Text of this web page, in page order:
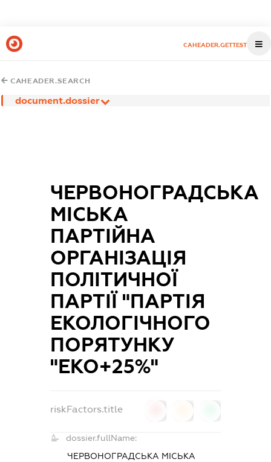
CAHEADER.GETTEST
CAHEADER.SEARCH
document.dossier
ЧЕРВОНОГРАДСЬКА
МІСЬКА
ПАРТІЙНА
ОРГАНІЗАЦІЯ
ПОЛІТИЧНОЇ
ПАРТІЇ "ПАРТІЯ
ЕКОЛОГІЧНОГО
ПОРЯТУНКУ
"ЕКО+25%"
riskFactors.title
dossier.fullName:
ЧЕРВОНОГРАДСЬКА МІСЬКА